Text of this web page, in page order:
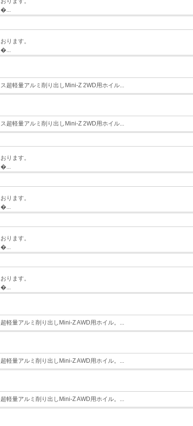
�...
ります。
�...
ス超軽量アルミ削り出しMini-Z 2WD用ホイル...
ス超軽量アルミ削り出しMini-Z 2WD用ホイル...
ります。
�...
ります。
�...
ります。
�...
ります。
�...
軽量アルミ削り出しMini-Z AWD用ホイル。...
軽量アルミ削り出しMini-Z AWD用ホイル。...
軽量アルミ削り出しMini-Z AWD用ホイル。...